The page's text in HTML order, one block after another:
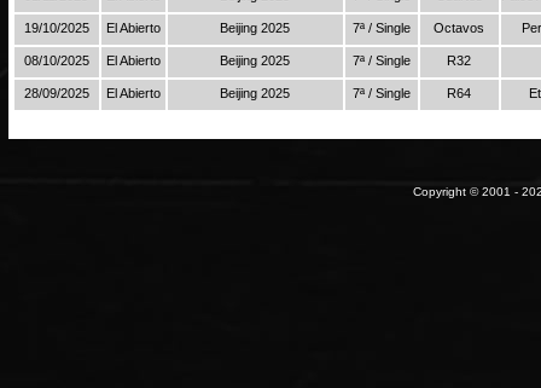
19/10/2025 El Abierto Beijing 2025 7ª / Single Octavos
08/10/2025 El Abierto Beijing 2025 7ª / Single R32
28/09/2025 El Abierto Beijing 2025 7ª / Single R64
Copyright © 2001 -